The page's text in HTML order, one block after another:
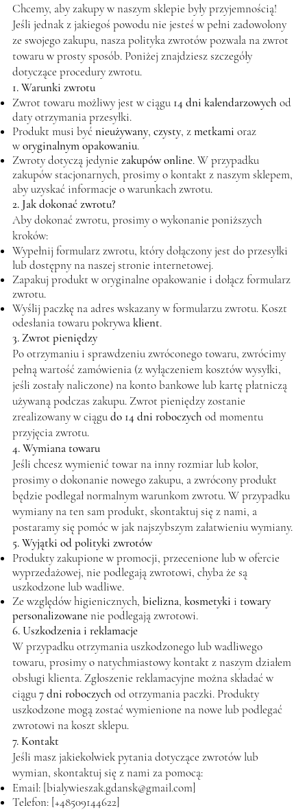
Chcemy, aby zakupy w naszym sklepie były przyjemnością!
Jeśli jednak z jakiegoś powodu nie jesteś w pełni zadowolony
ze swojego zakupu, nasza polityka zwrotów pozwala na zwrot
towaru w prosty sposób. Poniżej znajdziesz szczegóły
dotyczące procedury zwrotu.
1. Warunki zwrotu
Zwrot towaru możliwy jest w ciągu 14 dni kalendarzowych od
daty otrzymania przesyłki.
Produkt musi być nieużywany, czysty, zmetkami oraz
woryginalnym opakowaniu.
Zwroty dotyczą jedynie zakupów online. W przypadku
zakupów stacjonarnych, prosimy o kontakt z naszym sklepem,
aby uzyskać informacje o warunkach zwrotu.
2. Jak dokonać zwrotu?
Aby dokonać zwrotu, prosimy o wykonanie poniższych
kroków:
Wypełnij formularz zwrotu, który dołączony jest do przesyłki
lub dostępny na naszej stronie internetowej.
Zapakuj produkt w oryginalne opakowanie i dołącz formularz
zwrotu.
Wyślij paczkę na adres wskazany w formularzu zwrotu. Koszt
odesłania towaru pokrywaklient.
3. Zwrot pieniędzy
Po otrzymaniu i sprawdzeniu zwróconego towaru, zwrócimy
pełną wartość zamówienia (z wyłączeniem kosztów wysyłki,
jeśli zostały naliczone) na konto bankowe lub kartę płatniczą
używaną podczas zakupu. Zwrot pieniędzy zostanie
zrealizowany w ciągudo 14 dni roboczych od momentu
przyjęcia zwrotu.
4. Wymiana towaru
Jeśli chcesz wymienić towar na inny rozmiar lub kolor,
prosimy o dokonanie nowego zakupu, a zwrócony produkt
będzie podlegał normalnym warunkom zwrotu. W przypadku
wymiany na ten sam produkt, skontaktuj się z nami, a
postaramy się pomóc w jak najszybszym załatwieniu wymiany.
5. Wyjątki od polityki zwrotów
Produkty zakupione w promocji, przecenione lub w ofercie
wyprzedażowej, nie podlegają zwrotowi, chyba że są
uszkodzone lub wadliwe.
Ze względów higienicznych, bielizna, kosmetyki i towary
personalizowanenie podlegają zwrotowi.
6. Uszkodzenia i reklamacje
W przypadku otrzymania uszkodzonego lub wadliwego
towaru, prosimy o natychmiastowy kontakt z naszym działem
obsługi klienta. Zgłoszenie reklamacyjne można składać w
ciągu7 dni roboczych od otrzymania paczki. Produkty
uszkodzone mogą zostać wymienione na nowe lub podlegać
zwrotowi na koszt sklepu.
7. Kontakt
Jeśli masz jakiekolwiek pytania dotyczące zwrotów lub
wymian, skontaktuj się z nami za pomocą:
Email: [bialywieszak.gdansk@gmail.com]
Telefon: [+48509144622]